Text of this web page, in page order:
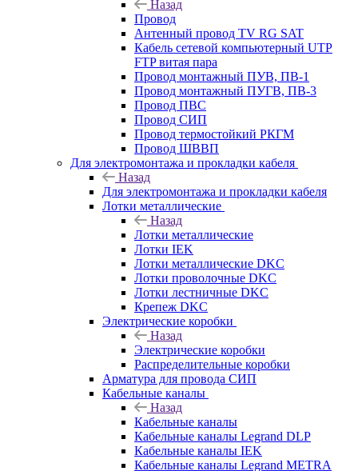
Назад
Провод
Антенный провод TV RG SAT
Кабель сетевой компьютерный UTP
FTP витая пара
Провод монтажный ПУВ, ПВ-1
Провод монтажный ПУГВ, ПВ-3
Провод ПВС
Провод СИП
Провод термостойкий РКГМ
Провод ШВВП
Для электромонтажа и прокладки кабеля
Назад
Для электромонтажа и прокладки кабеля
Лотки металлические
Назад
Лотки металлические
Лотки IEK
Лотки металлические DKC
Лотки проволочные DKC
Лотки лестничные DKC
Крепеж DKC
Электрические коробки
Назад
Электрические коробки
Распределительные коробки
Арматура для провода СИП
Кабельные каналы
Назад
Кабельные каналы
Кабельные каналы Legrand DLP
Кабельные каналы IEK
Кабельные каналы Legrand METRA